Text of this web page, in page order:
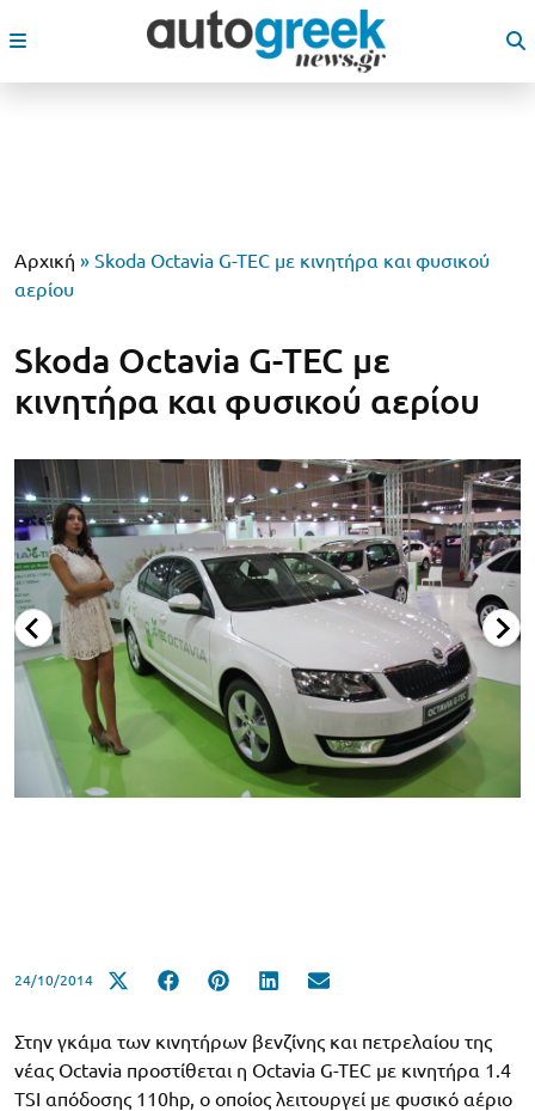
Αρχική » Skoda Octavia G-TEC με κινητήρα και φυσικού
αερίου
Skoda Octavia G-TEC με
κινητήρα και φυσικού αερίου
24/10/2014
Στην γκάμα των κινητήρων βενζίνης και πετρελαίου της
νέας Octavia προστίθεται η Octavia G-TEC με κινητήρα 1.4
TSI απόδοσης 110hp, ο οποίος λειτουργεί με φυσικό αέριο